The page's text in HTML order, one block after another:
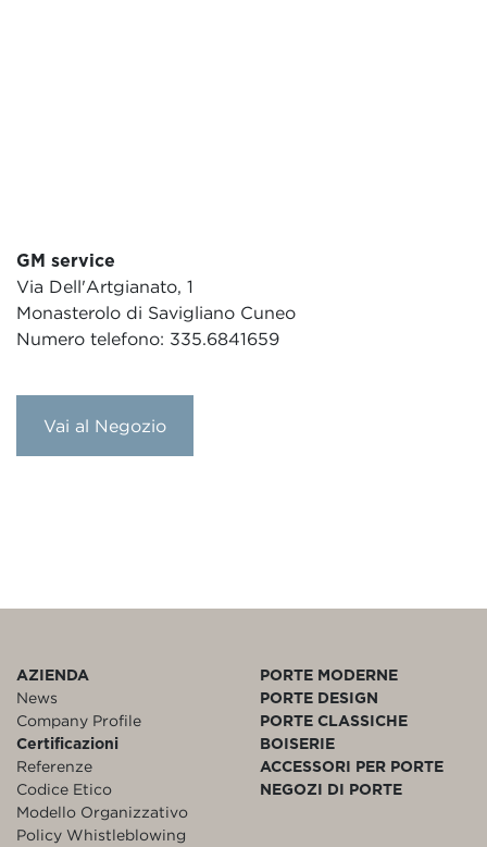
GM service
Via Dell'Artgianato, 1
Monasterolo di Savigliano Cuneo
Numero telefono: 335.6841659
Vai al Negozio
AZIENDA
News
Company Profile
Certificazioni
Referenze
Codice Etico
Modello Organizzativo
Policy Whistleblowing
PORTE MODERNE
PORTE DESIGN
PORTE CLASSICHE
BOISERIE
ACCESSORI PER PORTE
NEGOZI DI PORTE